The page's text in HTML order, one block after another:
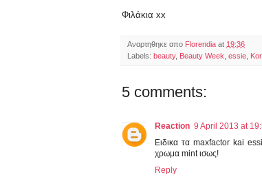
Φιλάκια xx
Αναρτηθηκε απο Florendia at 19:36
Labels: beauty, Beauty Week essie
5 comments:
Reaction 9 April 2013 at
Ειδικα τα maxfactor kai
χρωμα mint ισως!
Reply